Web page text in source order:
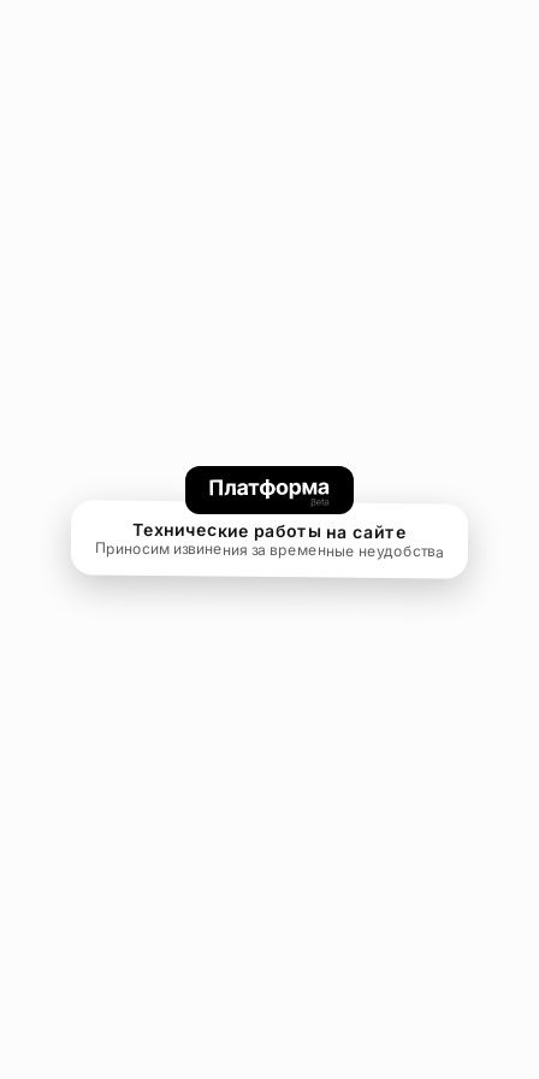
Технические работы на сайте
Приносим извинения за временные неудобства